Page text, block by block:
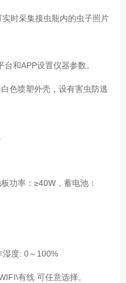
时采集接虫瓶内的虫子照片
和APP设置仪器参数。
色喷塑外壳，设有害虫防逃
功率：≥40W，蓄电池：
度: 0～100%
有线 可任意选择。